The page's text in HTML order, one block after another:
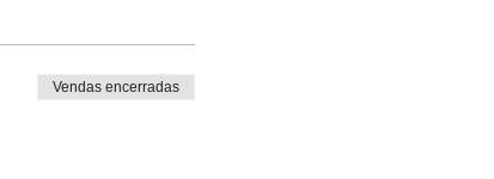
Vendas encerradas